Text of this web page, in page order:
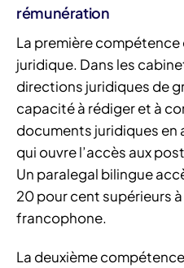
rémunération
La première compétence
juridique. Dans les
directions juridiques de
capacité à rédiger et à
documents juridiques en
qui ouvre l’accès aux
Un paralegal bilingue
20 pour cent supérieurs
francophone.
La deuxième